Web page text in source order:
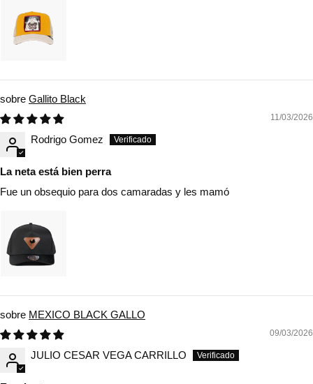
Gallito Black
11/03/2026
Rodrigo Gomez
La neta está bien perra
Fue un obsequio para dos camaradas y les mamó
MEXICO BLACK GALLO
09/03/2026
JULIO CESAR VEGA CARRILLO